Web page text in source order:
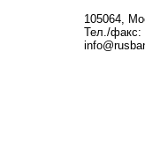
105064,
Тел./факс: